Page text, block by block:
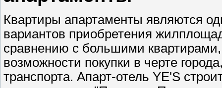
Квартиры апартаменты являются
вариантов приобретения
сравнению с большими
возможности покупки в черте
транспорта. Апарт-отель YE'S